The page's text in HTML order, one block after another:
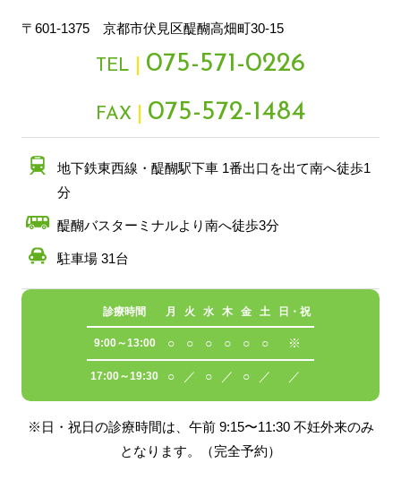
〒601-1375 京都市伏見区醍醐高畑町30-15
TEL 075-571-0226
FAX 075-572-1484
地下鉄東西線・醍醐駅下車 1番出口を出て南へ徒歩1
分
醍醐バスターミナルより南へ徒歩3分
駐車場 31台
診療時間 月 火 水 木 金 土 日・祝
9:00～13:00 ○ ○ ○ ○ ○ ○ ※
17:00～19:30 ○ ／ ○ ／ ○ ／ ／
※日・祝日の診療時間は、午前 9:15〜11:30 不妊外来のみ
となります。（完全予約）